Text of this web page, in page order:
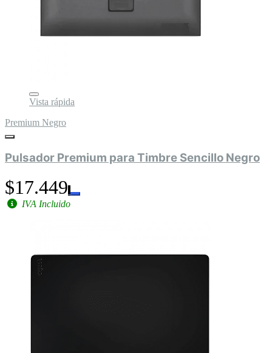
Vista rápida
Premium Negro
Pulsador Premium para Timbre Sencillo Negro
$17.449
IVA Incluido